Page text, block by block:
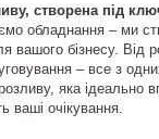
створена під
обладнання – ми
вашого бізнесу. Від
– все з
яка ідеально
ваші очікування.